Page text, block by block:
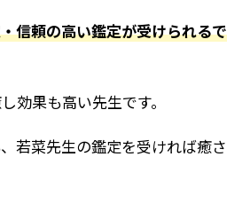
信頼の高い鑑定が受けられるで
効果も高い先生です。
若菜先生の鑑定を受ければ癒さ